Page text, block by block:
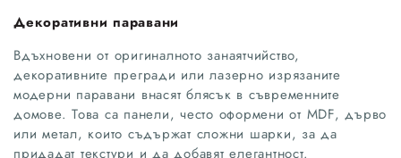
Декоративни паравани
Вдъхновени от оригиналното занаятчийство,
декоративните прегради или лазерно изрязаните
модерни паравани внасят блясък в съвременните
домове. Това са панели, често оформени от MDF, дърво
или метал, които съдържат сложни шарки, за да
придадат текстури и да добавят елегантност.